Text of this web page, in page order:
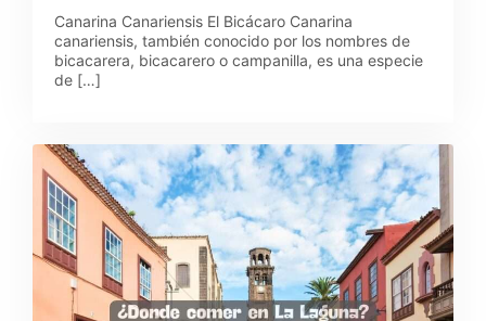
Canarina Canariensis El Bicácaro Canarina
canariensis, también conocido por los nombres de
bicacarera, bicacarero o campanilla, es una especie
de […]